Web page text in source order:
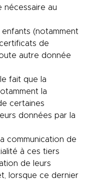
au
(notamment
de
autre donnée
fait que la
la
certaines
données par la
communication de
à ces tiers
de leurs
lorsque ce dernier